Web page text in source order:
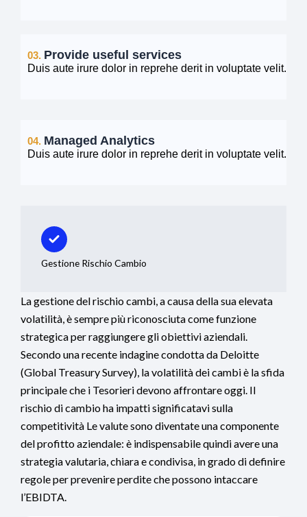
03. Provide useful services
Duis aute irure dolor in reprehe derit in voluptate velit.
04. Managed Analytics
Duis aute irure dolor in reprehe derit in voluptate velit.
Gestione Rischio Cambio
La gestione del rischio cambi, a causa della sua elevata
volatilità, è sempre più riconosciuta come funzione
strategica per raggiungere gli obiettivi aziendali.
Secondo una recente indagine condotta da Deloitte
(Global Treasury Survey), la volatilità dei cambi è la sfida
principale che i Tesorieri devono affrontare oggi. Il
rischio di cambio ha impatti significatavi sulla
competitività Le valute sono diventate una componente
del profitto aziendale: è indispensabile quindi avere una
strategia valutaria, chiara e condivisa, in grado di definire
regole per prevenire perdite che possono intaccare
l’EBIDTA.